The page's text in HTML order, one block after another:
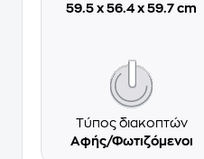
59.5 x 56.4 x 59.7 cm
Τύπος διακοπτών
Αφής/Φωτιζόμενοι